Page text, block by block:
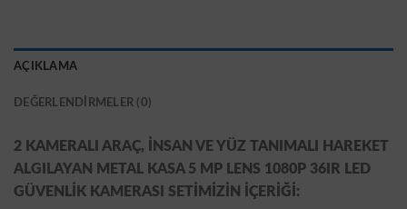
AÇIKLAMA
DEĞERLENDIRMELER (0)
2 KAMERALI ARAÇ, İNSAN VE YÜZ TANIMALI HAREKET
ALGILAYAN METAL KASA 5 MP LENS 1080P 36IR LED
GÜVENLİK KAMERASI SETİMİZİN İÇERİĞİ: